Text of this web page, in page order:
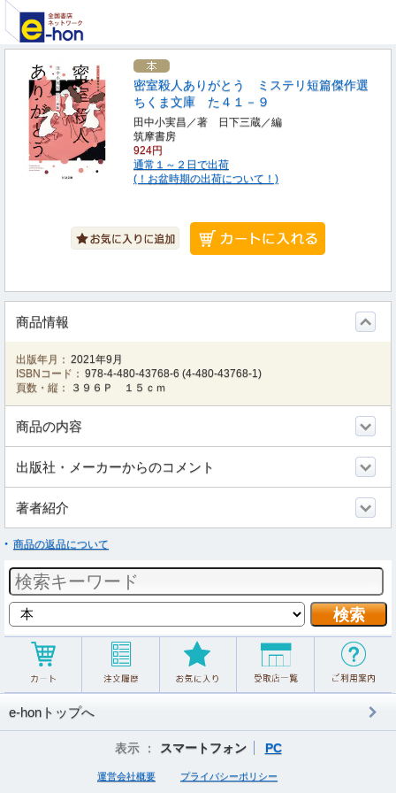
密室殺人ありがとう ミステリ短篇傑作選
ちくま文庫 た４１－９
田中小実昌／著 日下三蔵／編
筑摩書房
924円
通常１～２日で出荷
(！お盆時期の出荷について！)
商品情報
出版年月： 2021年9月
ISBNコード： 978-4-480-43768-6 (4-480-43768-1)
頁数・縦：
３９６Ｐ １５ｃｍ
商品の内容
出版社・メーカーからのコメント
著者紹介
商品の返品について
e-honトップへ
表示 ： スマートフォン PC
運営会社概要 プライバシーポリシー